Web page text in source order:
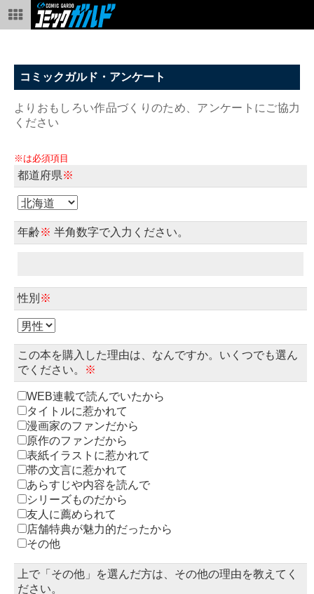
コミックガルド・アンケート
よりおもしろい作品づくりのため、アンケートにご協力
ください
※は必須項目
都道府県※
年齢※ 半角数字で入力ください。
性別 ※
この本を購入した理由は、なんですか。いくつでも選ん
でください。
※
WEB連載で読んでいたから
タイトルに惹かれて
漫画家のファンだから
原作のファンだから
表紙イラストに惹かれて
帯の文言に惹かれて
あらすじや内容を読んで
シリーズものだから
友人に薦められて
店舗特典が魅力的だったから
その他
上で「その他」を選んだ方は、その他の理由を教えてく
ださい。